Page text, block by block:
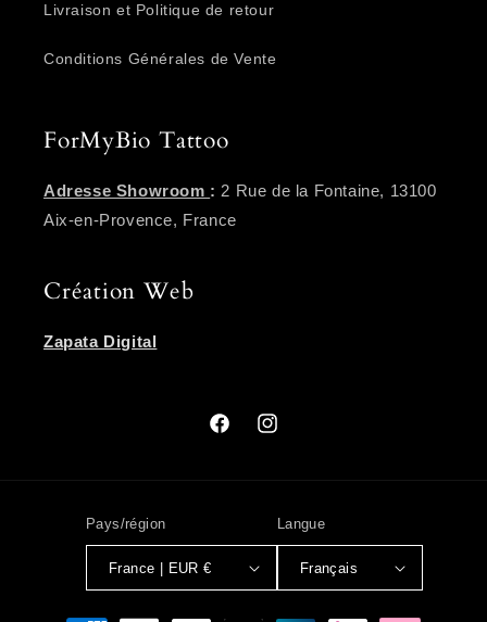
Livraison et Politique de retour
Conditions Générales de Vente
ForMyBio Tattoo
Adresse Showroom : 2 Rue de la Fontaine, 13100
Aix-en-Provence, France
Création Web
Zapata Digital
FacebookInstagram
Pays/région
France | EUR €
Langue
Français